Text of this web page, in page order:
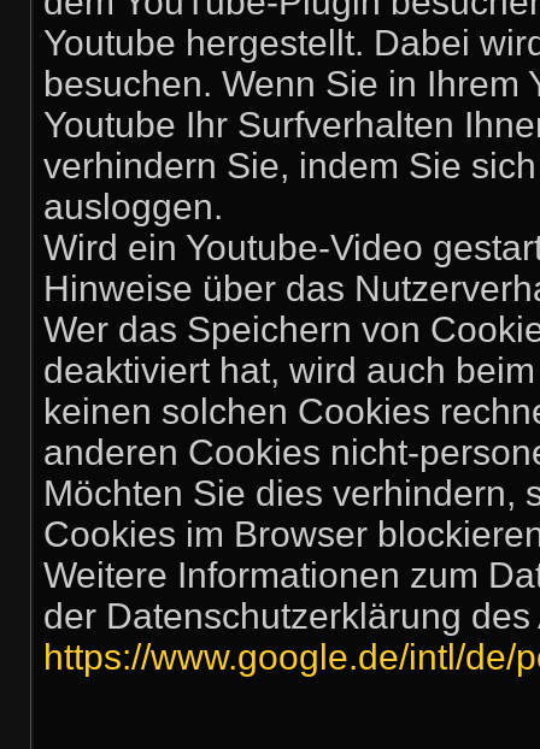
Youtube hergestellt. Dabei
besuchen. Wenn Sie in Ihrem
Youtube Ihr Surfverhalten
verhindern Sie, indem Sie
ausloggen.
Wird ein Youtube-Video
Hinweise über das
Wer das Speichern von
deaktiviert hat, wird auch
keinen solchen Cookies
anderen Cookies nicht-
Möchten Sie dies verhindern,
Cookies im Browser
Weitere Informationen zum
der Datenschutzerklärung
https://www.google.de/intl/de/